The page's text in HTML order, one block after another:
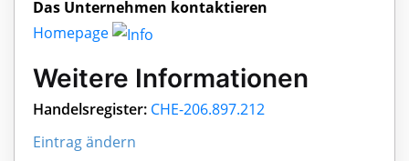
Das Unternehmen kontaktieren
Homepage
Weitere Informationen
Handelsregister: CHE-206.897.212
Eintrag ändern